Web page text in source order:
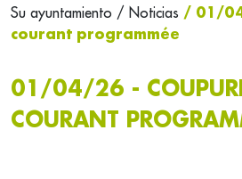
Su ayuntamiento / Noticias / 01/
courant programmée
01/04/26 -
COURANT